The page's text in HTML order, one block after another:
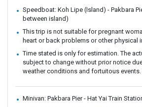
Speedboat: Koh Lipe (Island) - Pakbara
between island)
This trip is not suitable for pregnant
heart or back problems or other physical
Time stated is only for estimation. The
subject to change without prior notice
weather conditions and fortuitous events.
Minivan: Pakbara Pier - Hat Yai Train